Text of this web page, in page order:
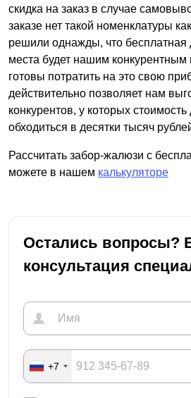
скидка на заказ в случае
заказе нет такой номенклатуры
решили однажды, что бесплатная
места будет нашим
готовы потратить на это свою
действительно позволяет нам
конкурентов, у которых
обходиться в десятки тысяч
Рассчитать забор-жалюзи с
можете в нашем калькуляторе
Остались вопросы?
консультация
+7